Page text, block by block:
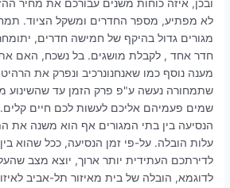
ובכן, איזה כוחות משנים עבורכם את מחיר
לא מפתיע, מספר החדרים ומשקל הציוד.
מגורים גדול בהיקף של חמישה חדרים,
חדר אחד , לקבלת מושגים. בל נשכח, האם
מענה נוסף כמו שאנחנונרכיב ונפרק את
שתמחורה נעשה ע"פ פרק הזמן עד שהשינוע
שמים פעמיהם אליכם לעשות לכם חיים
הנסיעה בין בתי המגורים אף הוא משנה את
עלות הובלה. על-פי זמן הנסיעה, ככל שהוא
לדירתכם העתידית יותר ארוך, יוצא מצב
לדוגמא, הובלה של בית מאיזור תל-אביב